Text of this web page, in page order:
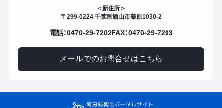
＜新住所＞
〒299-0224 千葉県館山市藤原1030-2
電話：0470-29-7202FAX：0470-29-7203
メールでのお問合せはこちら